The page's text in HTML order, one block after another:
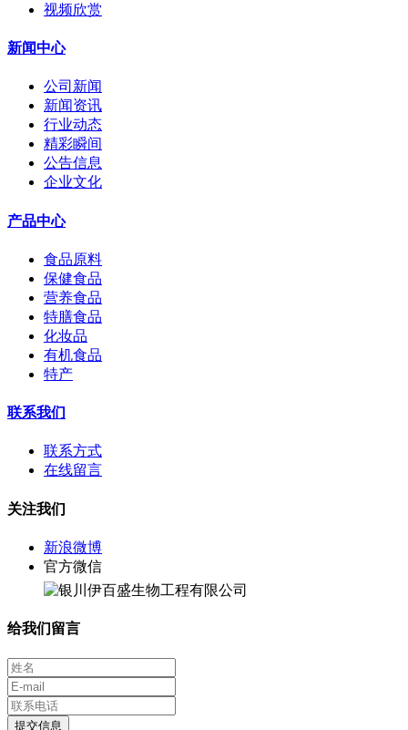
视频欣赏
新闻中心
公司新闻
新闻资讯
行业动态
精彩瞬间
公告信息
企业文化
产品中心
食品原料
保健食品
营养食品
特膳食品
化妆品
有机食品
特产
联系我们
联系方式
在线留言
关注我们
新浪微博
官方微信
给我们留言
提交信息